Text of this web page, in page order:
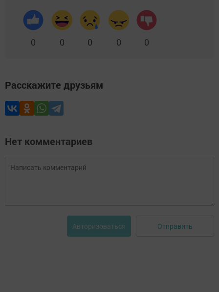
0 0 0 0 0
Расскажите друзьям
Нет комментариев
Авторизоваться Отправить